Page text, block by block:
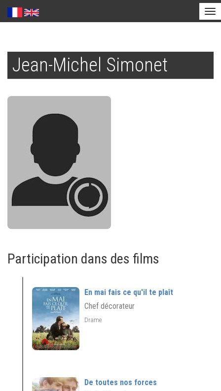
contenu
principal
Jean-Michel Simonet
Participation dans des films
En mai fais ce qu'il te plaît
Chef décorateur
Drame
De toutes nos forces